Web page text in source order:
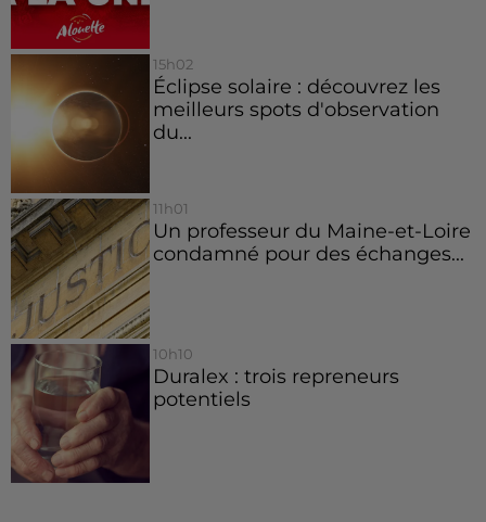
15h02
Éclipse solaire : découvrez les
meilleurs spots d'observation
du...
11h01
Un professeur du Maine-et-Loire
condamné pour des échanges...
10h10
Duralex : trois repreneurs
potentiels